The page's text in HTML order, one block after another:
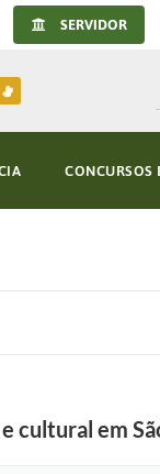
SERVIDOR
CONCURSOS
cultural em